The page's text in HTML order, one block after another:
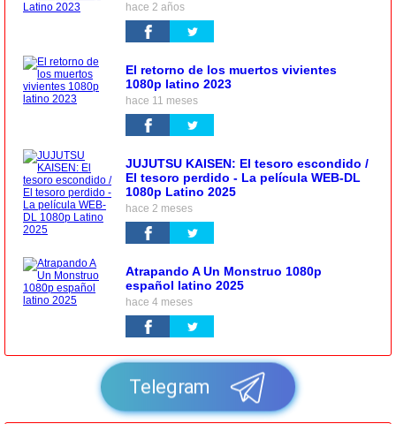
hace 2 años
El retorno de los muertos vivientes
1080p latino 2023
hace 11 meses
JUJUTSU KAISEN: El tesoro escondido /
El tesoro perdido - La película WEB-DL
1080p Latino 2025
hace 2 meses
Atrapando A Un Monstruo 1080p
español latino 2025
hace 4 meses
Telegram